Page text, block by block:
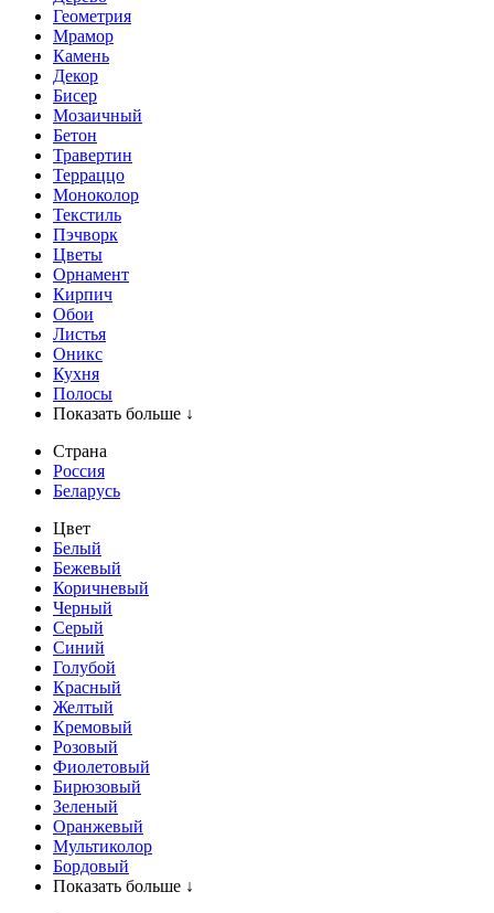
Геометрия
Мрамор
Камень
Декор
Бисер
Мозаичный
Бетон
Травертин
Терраццо
Моноколор
Текстиль
Пэчворк
Цветы
Орнамент
Кирпич
Обои
Листья
Оникс
Кухня
Полосы
Показать больше ↓
Страна
Россия
Беларусь
Цвет
Белый
Бежевый
Коричневый
Черный
Серый
Синий
Голубой
Красный
Желтый
Кремовый
Розовый
Фиолетовый
Бирюзовый
Зеленый
Оранжевый
Мультиколор
Бордовый
Показать больше ↓